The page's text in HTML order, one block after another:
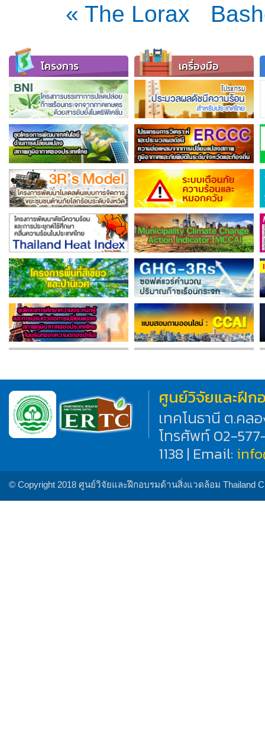
« The Lorax
โครงการ เครื่องมือ
ศูนย์วิจัยและฝึ
เทคโนธานี ต.คล
โทรศัพท์ 02-
1138 | Email:
© Copyright 2018 ศูนย์วิจัยและฝึกอบรมด้านสิ่งแวดล้อม Thailand